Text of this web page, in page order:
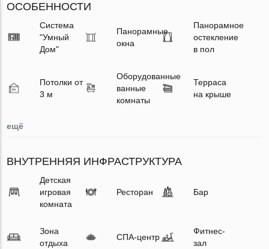
ОСОБЕННОСТИ
Система
"Умный
Дом"
Панорамные
окна
Панорамное
остекление
в пол
Потолки от
3 м
Оборудованные
ванные
комнаты
Терраса
на крыше
ещё
ВНУТРЕННЯЯ ИНФРАСТРУКТУРА
Детская
игровая
комната
Ресторан Бар
Зона
отдыха
СПА-центр
Фитнес-
зал